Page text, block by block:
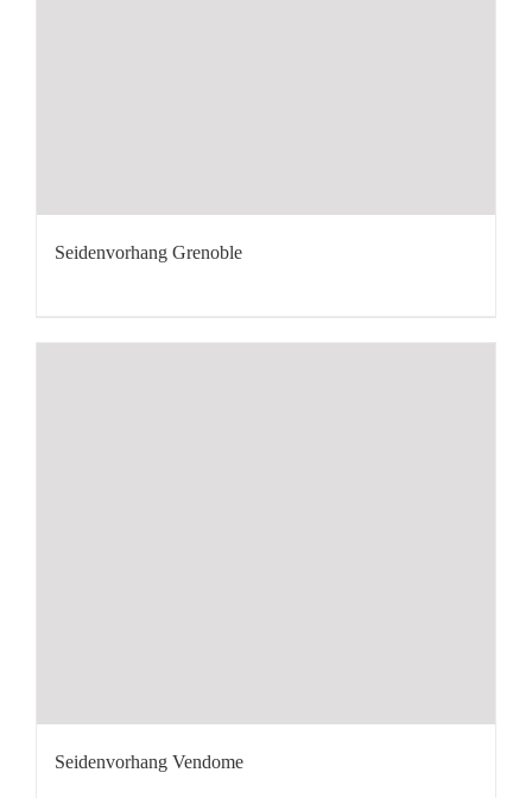
Seidenvorhang Grenoble
Seidenvorhang Vendome